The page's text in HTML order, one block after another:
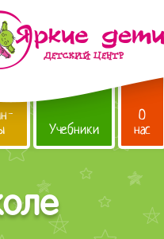
Учебники
О
нас